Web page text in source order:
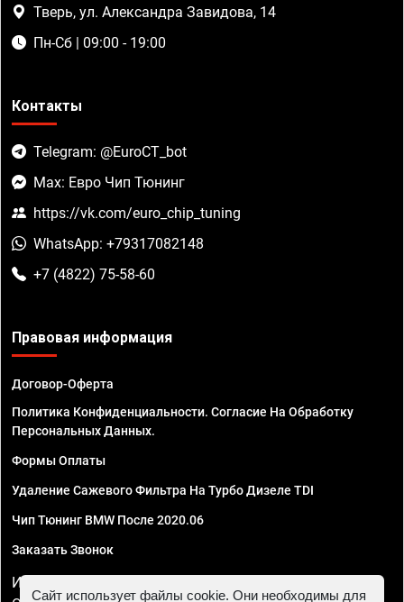
Тверь, ул. Александра Завидова, 14
Пн-Сб | 09:00 - 19:00
Контакты
Telegram: @EuroCT_bot
Max: Евро Чип Тюнинг
https://vk.com/euro_chip_tuning
WhatsApp: +79317082148
+7 (4822) 75-58-60
Правовая информация
Договор-Оферта
Политика Конфиденциальности. Согласие На Обработку
Персональных Данных.
Формы Оплаты
Удаление Сажевого Фильтра На Турбо Дизеле TDI
Чип Тюнинг BMW После 2020.06
Заказать Звонок
ИП Смирнов Георгий Павлович. ИНН 781302555843,
Сайт использует файлы cookie. Они необходимы для